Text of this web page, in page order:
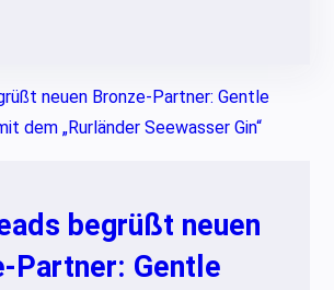
begrüßt neuen
Partner: Gentle